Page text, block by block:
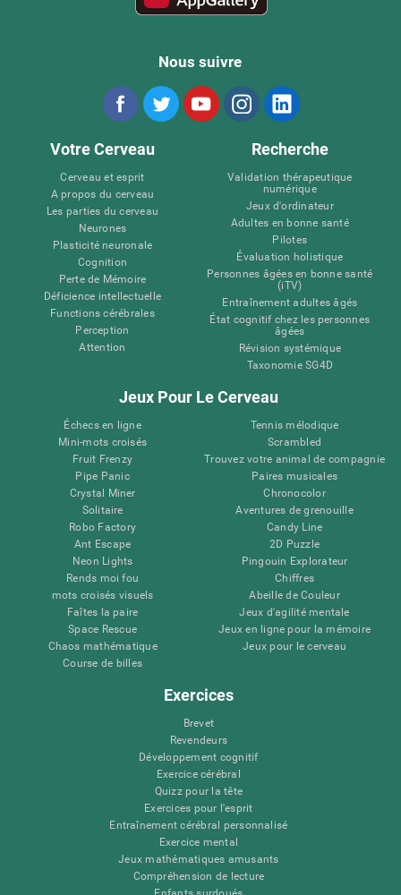
Nous suivre
Votre Cerveau
Cerveau et esprit
A propos du cerveau
Les parties du cerveau
Neurones
Plasticité neuronale
Cognition
Perte de Mémoire
Déficience intellectuelle
Functions cérébrales
Perception
Attention
Recherche
Validation thérapeutique
numérique
Jeux d'ordinateur
Adultes en bonne santé
Pilotes
Évaluation holistique
Personnes âgées en bonne santé
(iTV)
Entraînement adultes âgés
État cognitif chez les personnes
âgées
Révision systémique
Taxonomie SG4D
Jeux Pour Le Cerveau
Échecs en ligne
Mini-mots croisés
Fruit Frenzy
Pipe Panic
Crystal Miner
Solitaire
Robo Factory
Ant Escape
Neon Lights
Rends moi fou
mots croisés visuels
Faîtes la paire
Space Rescue
Chaos mathématique
Course de billes
Tennis mélodique
Scrambled
Trouvez votre animal de compagnie
Paires musicales
Chronocolor
Aventures de grenouille
Candy Line
2D Puzzle
Pingouin Explorateur
Chiffres
Abeille de Couleur
Jeux d'agilité mentale
Jeux en ligne pour la mémoire
Jeux pour le cerveau
Exercices
Brevet
Revendeurs
Développement cognitif
Exercice cérébral
Quizz pour la tête
Exercices pour l'esprit
Entraînement cérébral personnalisé
Exercice mental
Jeux mathématiques amusants
Compréhension de lecture